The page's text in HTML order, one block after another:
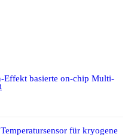
Effekt basierte on-chip Multi-
für kryogene